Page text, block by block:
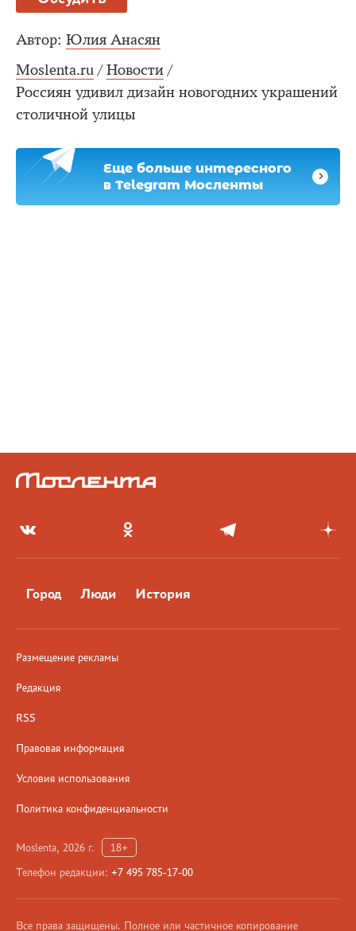
Автор: Юлия Анасян
Moslenta.ru / Новости /
Россиян удивил дизайн новогодних украшений
столичной улицы
Еще больше интересного
в Telegram Мосленты
Город Люди История
Размещение рекламы
Редакция
RSS
Правовая информация
Условия использования
Политика конфиденциальности
Moslenta, 2026 г.
18+
Телефон редакции: +7 495 785-17-00
Все права защищены. Полное или частичное копирование